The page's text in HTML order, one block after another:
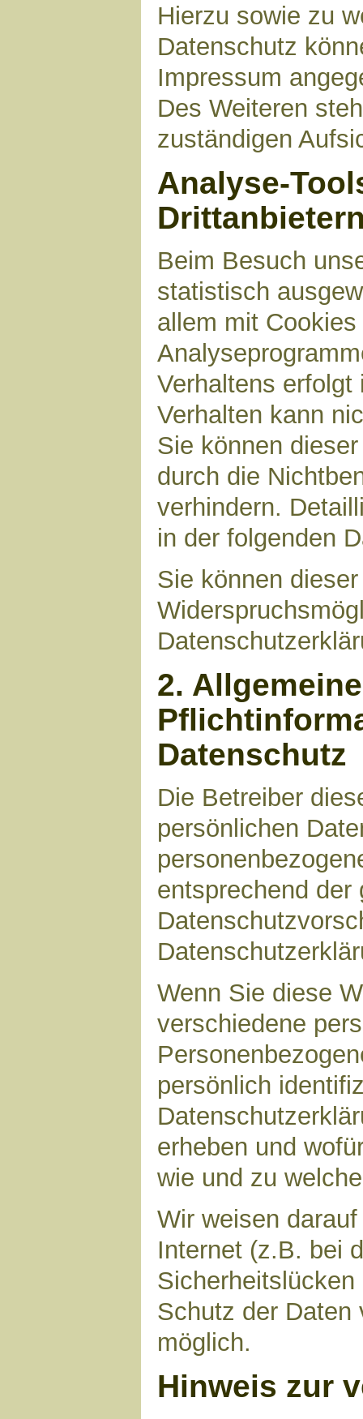
Hierzu sowie zu
Datenschutz
Impressum
Des Weiteren
zuständigen
Analyse-
Beim Besuch
statistisch
allem mit
Verhaltens
Verhalten kann
Sie können
durch die
verhindern.
in der folgenden
Sie können
2.
Datenschutz
Die Betreiber
persönlichen
entsprechend der
Wenn Sie diese
verschiedene
persönlich
erheben und
wie und zu
Wir weisen
Internet (z.B. bei
Schutz der Daten
möglich.
Hinweis zur